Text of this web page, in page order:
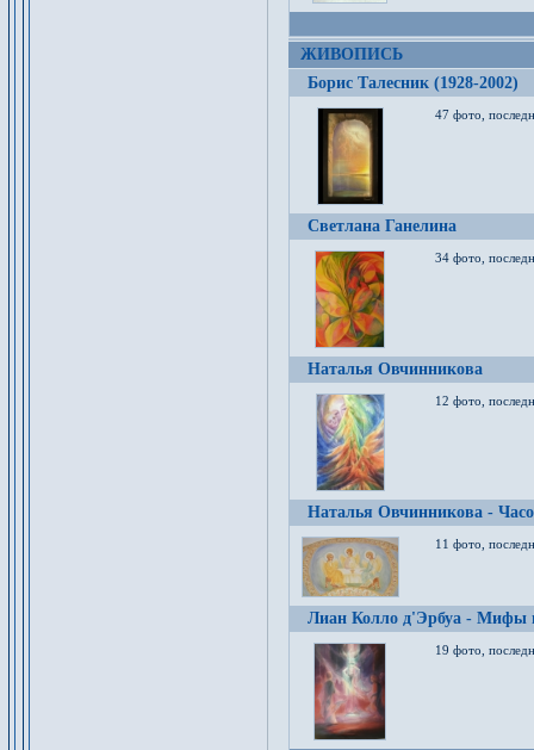
ЖИВОПИСЬ
Борис Талесник (1928-2002)
47 фото,
Светлана Ганелина
34 фото,
Наталья Овчинникова
12 фото,
Наталья Овчинникова -
11 фото,
Лиан Колло д'Эрбуа - Мифы
19 фото,